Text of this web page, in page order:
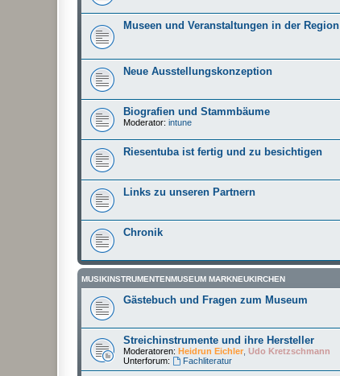
Museen und Veranstaltungen in der Region
Neue Ausstellungskonzeption
Biografien und Stammbäume
Moderator: intune
Riesentuba ist fertig und zu besichtigen
Links zu unseren Partnern
Chronik
MUSIKINSTRUMENTENMUSEUM MARKNEUKIRCHEN
Gästebuch und Fragen zum Museum
Streichinstrumente und ihre Hersteller
Moderatoren: Heidrun Eichler Udo Kretzschmann
Unterforum:
Fachliteratur